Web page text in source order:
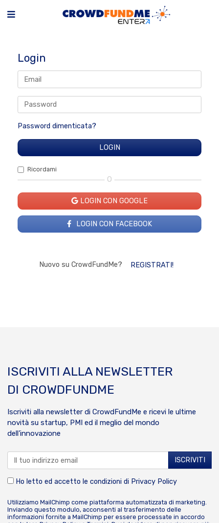
Login
Password dimenticata?
Ricordami
O
LOGIN CON GOOGLE
LOGIN CON FACEBOOK
Nuovo su CrowdFundMe? REGISTRATI!
ISCRIVITI ALLA NEWSLETTER
DI CROWDFUNDME
Iscriviti alla newsletter di CrowdFundMe e ricevi le ultime
novità su startup, PMI ed il meglio del mondo
dell’innovazione
Ho letto ed accetto le condizioni di Privacy Policy
Utilizziamo MailChimp come piattaforma automatizzata di marketing.
Inviando questo modulo, acconsenti al trasferimento delle
informazioni fornite a MailChimp per essere processate in accordo